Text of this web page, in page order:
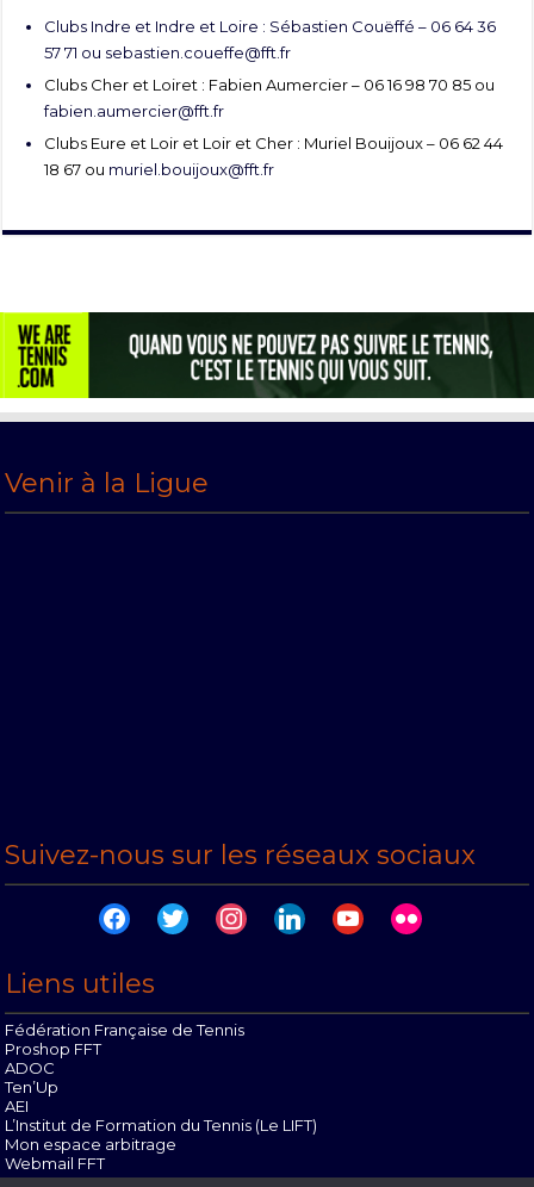
Clubs Indre et Indre et Loire : Sébastien Couëffé – 06 64 36
57 71 ou sebastien.coueffe@fft.fr
Clubs Cher et Loiret : Fabien Aumercier – 06 16 98 70 85 ou
fabien.aumercier@fft.fr
Clubs Eure et Loir et Loir et Cher : Muriel Bouijoux – 06 62 44
18 67 ou muriel.bouijoux@fft.fr
Venir à la Ligue
Suivez-nous sur les réseaux sociaux
facebooktwitter instagramlinkedinyoutubeflickr
Liens utiles
Fédération Française de Tennis
Proshop FFT
ADOC
Ten’Up
AEI
L’Institut de Formation du Tennis (Le LIFT)
Mon espace arbitrage
Webmail FFT